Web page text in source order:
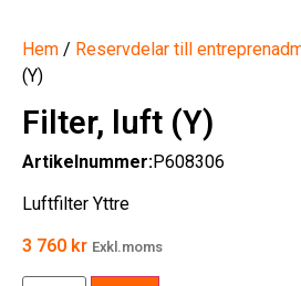
Hem / Reservdelar till
(Y)
Filter, luft (Y)
Artikelnummer:P608306
Luftfilter Yttre
3 760 kr Exkl.moms